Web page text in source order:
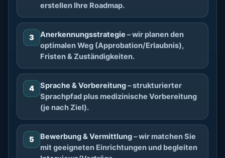
erstellen Ihre Roadmap.
3 Anerkennungsstrategie – wir planen den
optimalen Weg (Approbation/Erlaubnis),
Fristen & Zuständigkeiten.
4 Sprache & Vorbereitung– strukturierter
Sprachpfad plus medizinische Vorbereitung
(je nach Ziel).
5 Bewerbung & Vermittlung– wir matchen Sie
mit geeigneten Einrichtungen und begleiten